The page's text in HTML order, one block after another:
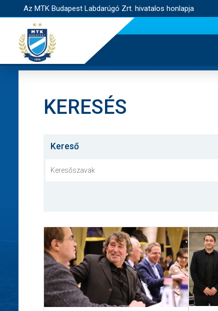
Az MTK Budapest Labdarúgó Zrt. hivatalos honlapja
KERESÉS
Kereső